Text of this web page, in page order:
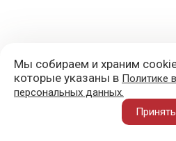
+7 (977) 418-45-00
Мы собираем и храним
которые указаны в Политике
персональных данных.
Принять